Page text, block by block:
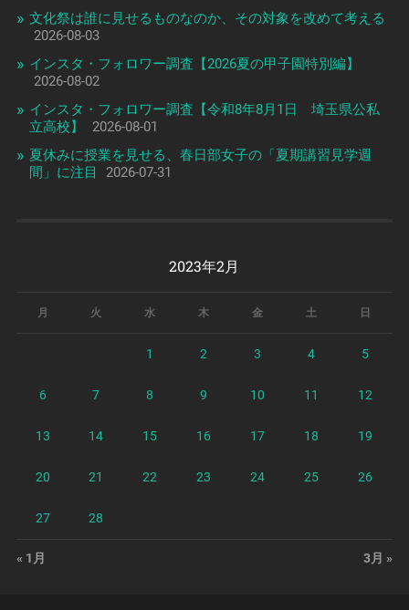
文化祭は誰に見せるものなのか、その対象を改めて考える
2026-08-03
インスタ・フォロワー調査【2026夏の甲子園特別編】
2026-08-02
インスタ・フォロワー調査【令和8年8月1日 埼玉県公私
立高校】
2026-08-01
夏休みに授業を見せる、春日部女子の「夏期講習見学週
間」に注目
2026-07-31
2023年2月
月 火 水 木 金 土 日
1 2 3 4 5
6 7 8 9 10 11 12
13 14 15 16 17 18 19
20 21 22 23 24 25 26
27 28
« 1月 3月 »